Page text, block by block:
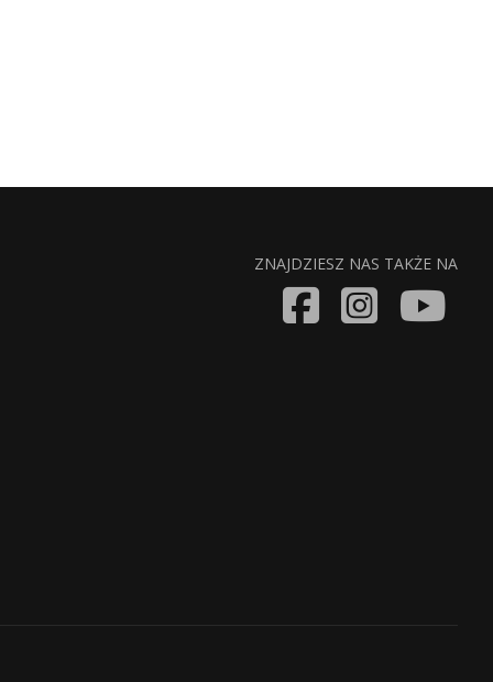
ZNAJDZIESZ NAS TAKŻE NA